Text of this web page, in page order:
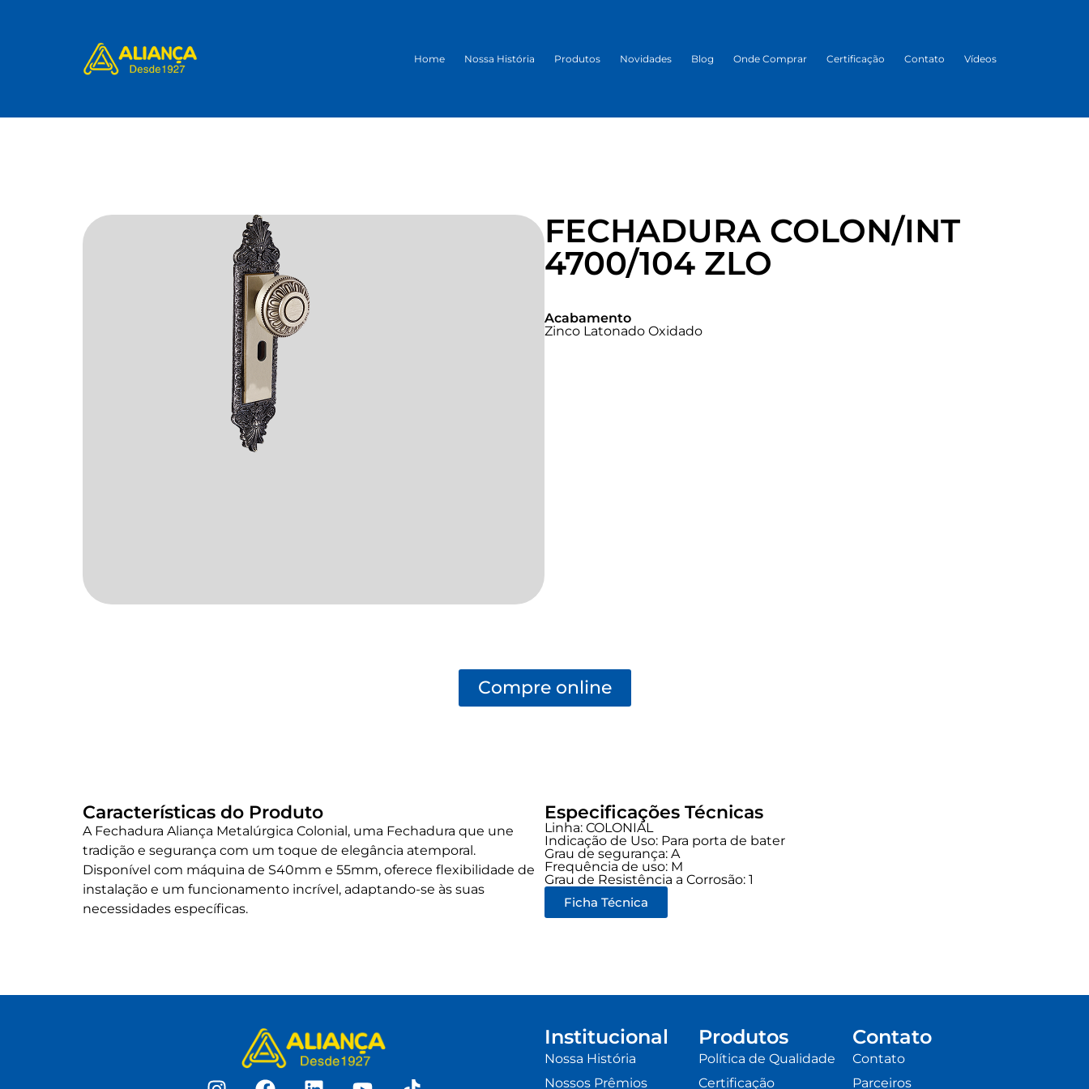
Home Nossa História Produtos Novidades Blog Onde Comprar Certificação Contato Vídeos
FECHADURA COLON/INT
4700/104 ZLO
Acabamento
Zinco Latonado Oxidado
Compre online
Características do Produto
A Fechadura Aliança Metalúrgica Colonial, uma Fechadura que une
tradição e segurança com um toque de elegância atemporal.
Disponível com máquina de S40mm e 55mm, oferece flexibilidade de
instalação e um funcionamento incrível, adaptando-se às suas
necessidades específicas.
Especificações Técnicas
Linha: COLONIAL
Indicação de Uso: Para porta de bater
Grau de segurança: A
Frequência de uso: M
Grau de Resistência a Corrosão: 1
Ficha Técnica
Institucional
Nossa História
Nossos Prêmios
Produtos
Política de Qualidade
Certificação
Contato
Contato
Parceiros